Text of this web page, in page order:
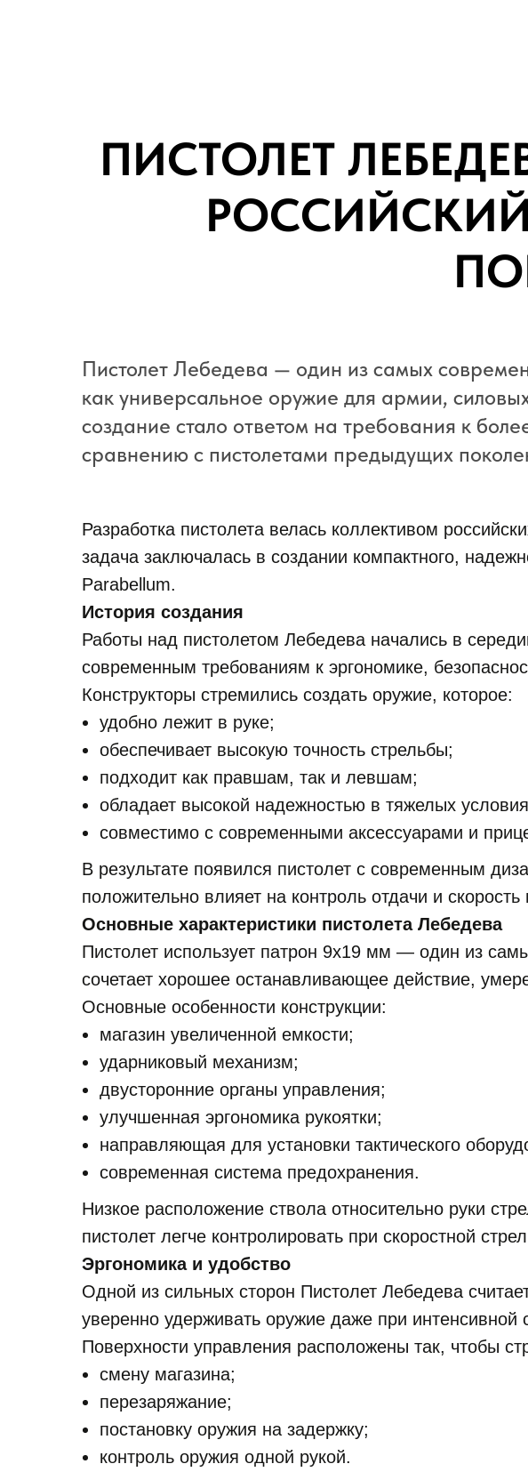
ПИСТОЛЕТ
Пистолет Лебедева — один из самых
как универсальное оружие для армии,
создание стало ответом на требования к
сравнению с пистолетами предыдущих
Разработка пистолета велась коллективом
задача заключалась в создании компактного,
Parabellum.
История создания
Работы над пистолетом Лебедева начались в
современным требованиям к эргономике,
Конструкторы стремились создать оружие, которое:
удобно лежит в руке;
обеспечивает высокую точность стрельбы;
подходит как правшам, так и левшам;
обладает высокой надежностью в тяжелых
совместимо с современными аксессуарами и
В результате появился пистолет с современным
положительно влияет на контроль отдачи и
Основные характеристики пистолета Лебедева
Пистолет использует патрон 9х19 мм — один из
сочетает хорошее останавливающее действие,
Основные особенности конструкции:
магазин увеличенной емкости;
ударниковый механизм;
двусторонние органы управления;
улучшенная эргономика рукоятки;
направляющая для установки тактического
современная система предохранения.
Низкое расположение ствола относительно руки
пистолет легче контролировать при скоростной
Эргономика и удобство
Одной из сильных сторон Пистолет Лебедева
уверенно удерживать оружие даже при интенсивной
Поверхности управления расположены так, чтобы
смену магазина;
перезаряжание;
постановку оружия на задержку;
контроль оружия одной рукой.